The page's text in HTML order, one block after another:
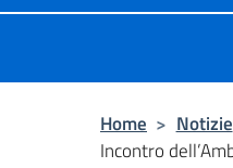
Home > Notizie
Incontro